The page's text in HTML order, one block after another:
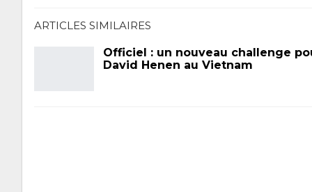
ARTICLES SIMILAIRES
Officiel : un nouveau challenge
David Henen au Vietnam